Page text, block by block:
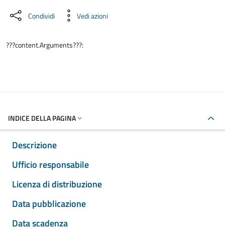
Condividi Vedi azioni
???content.Arguments???:
INDICE DELLA PAGINA
Descrizione
Ufficio responsabile
Licenza di distribuzione
Data pubblicazione
Data scadenza